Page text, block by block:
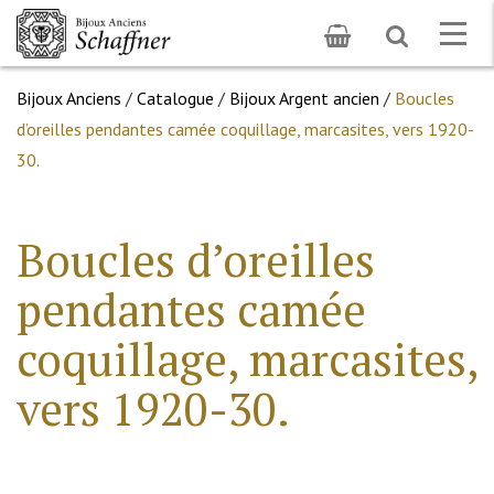
Toggle
search
Bijoux Anciens / Catalogue / Bijoux Argent ancien / Boucles
d’oreilles pendantes camée coquillage, marcasites, vers 1920-
30.
Boucles d’oreilles
pendantes camée
coquillage, marcasites,
vers 1920-30.